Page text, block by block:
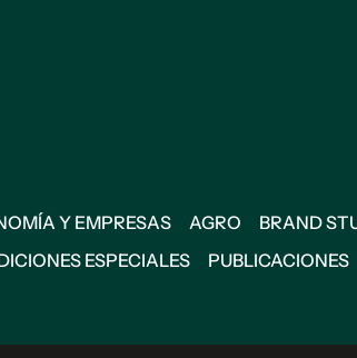
Y EMPRESAS AGRO BRAND
ESPECIALES PUBLICACIONES